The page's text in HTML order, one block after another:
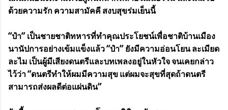
ด้วยความรัก ความสามัคคี สงบสุขร่มเย็นนี้
“ป๋า” เป็นชายชาติทหารที่ทำคุณประโยชน์เพื่อชาติบ้านเมือง
นานัปการอย่างเข้มแข็งแล้ว “ป๋า” ยังมีความอ่อนโยน ละเมียด
ละไม เป็นผู้มีเสียงดนตรีและบทเพลงอยู่ในหัวใจ จนเคยกล่าว
ไว้ว่า “ดนตรีทำให้ผมมีความสุข แต่ผมจะสุขที่สุดถ้าดนตรี
สามารถส่งผลดีต่อแผ่นดิน”